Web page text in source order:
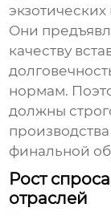
Они
качеству
нормам.
должны
финальной
Рост
отраслей